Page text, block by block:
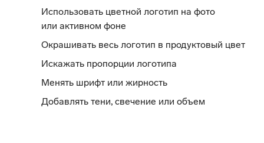
Использовать цветной логотип на фото
или активном фоне
Окрашивать весь логотип в продуктовый цвет
Искажать пропорции логотипа
Менять шрифт или жирность
Добавлять тени, свечение или объем